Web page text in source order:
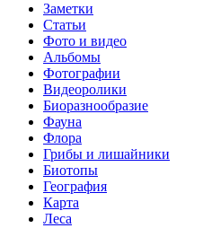
Заметки
Статьи
Фото и видео
Альбомы
Фотографии
Видеоролики
Биоразнообразие
Фауна
Флора
Грибы и лишайники
Биотопы
География
Карта
Леса